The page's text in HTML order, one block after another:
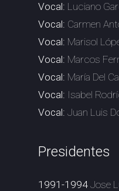
Vocal: Luciano
Vocal: Carmen
Vocal: Marisol
Vocal: Marcos
Vocal: María Del
Vocal: Isabel
Vocal:Juan Luis
Presidentes
1991-1994Jose